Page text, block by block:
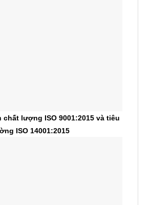
lượng ISO 9001:2015 và tiêu
ISO 14001:2015